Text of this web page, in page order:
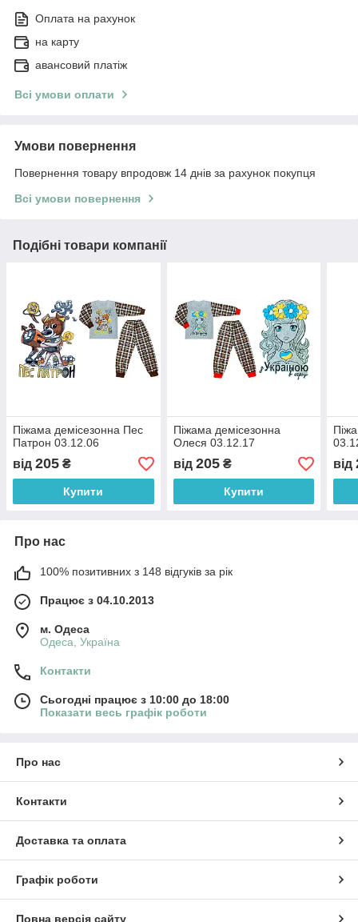
Оплата на рахунок
на карту
авансовий платіж
Всі умови оплати
Умови повернення
Повернення товару впродовж 14 днів за рахунок покупця
Всі умови повернення
Подібні товари компанії
Піжама демісезонна Пес
Патрон 03.12.06
від 205 ₴
Купити
Піжама демісезонна
Олеся 03.12.17
від 205₴
Купити
від
Про нас
100% позитивних з 148 відгуків за рік
Працює з 04.10.2013
м. Одеса
Одеса, Україна
Контакти
Сьогодні працює з 10:00 до 18:00
Показати весь графік роботи
Про нас
Контакти
Доставка та оплата
Графік роботи
Повна версія сайту